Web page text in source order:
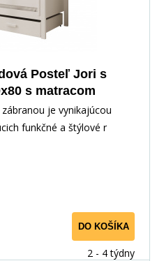
Posteľ Jori s
s matracom
je vynikajúcou
funkčné a štýlové r
DO KOŠÍKA
2 - 4 týdny